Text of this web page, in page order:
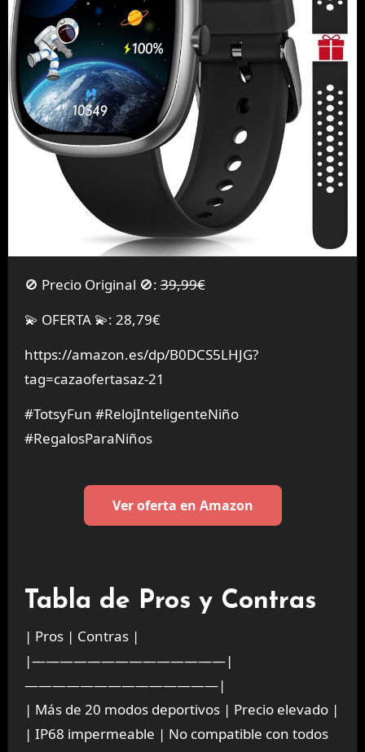
🚫 Precio Original 🚫:39,99€
💫 OFERTA 💫: 28,79€
https://amazon.es/dp/B0DCS5LHJG?
tag=cazaofertasaz-21
#TotsyFun #RelojInteligenteNiño
#RegalosParaNiños
Ver oferta en Amazon
Tabla de Pros y Contras
| Pros | Contras |
|——————————————|
——————————————|
| Más de 20 modos deportivos | Precio elevado |
| IP68 impermeable | No compatible con todos